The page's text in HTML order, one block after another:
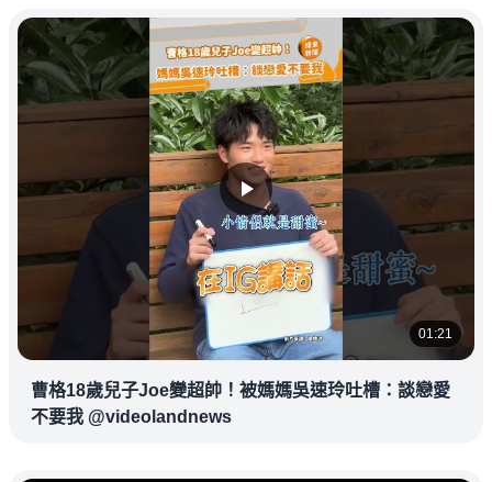
01:21
曹格18歲兒子Joe變超帥！被媽媽吳速玲吐槽：談戀愛
不要我 @videolandnews